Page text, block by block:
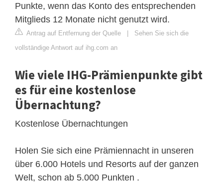
Punkte, wenn das Konto des entsprechenden
Mitglieds 12 Monate nicht genutzt wird.
Antrag auf Entfernung der Quelle | Sehen Sie sich die
vollständige Antwort auf ihg.com an
Wie viele IHG-Prämienpunkte gibt
es für eine kostenlose
Übernachtung?
Kostenlose Übernachtungen
Holen Sie sich eine Prämiennacht in unseren
über 6.000 Hotels und Resorts auf der ganzen
Welt, schon ab 5.000 Punkten .